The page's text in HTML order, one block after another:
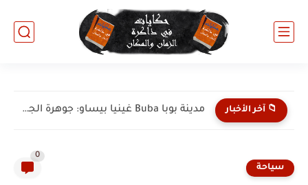
📁 آخر الأخبار مدينة إيلورين Ilorin النيجيرية: مدينة الجمال والتراث الإسلامي العريق في...
سياحة
0